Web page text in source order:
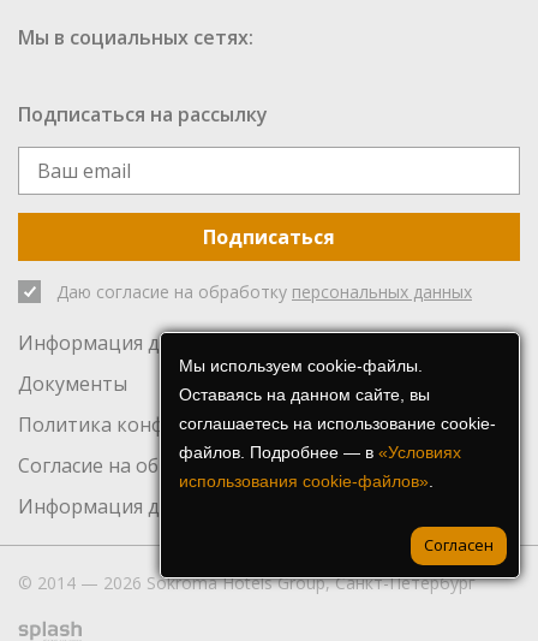
Мы в социальных сетях:
Подписаться на рассылку
Подписаться
Даю согласие на обработку персональных данных
Информация для инвесторов
Документы
Политика конфиденциальности
Согласие на обработку персональных данных
Информация для СМИ
© 2014 — 2026 Sokroma Hotels Group, Санкт-Петербург
Мы используем cookie-файлы.
Оставаясь на данном сайте, вы
соглашаетесь на использование cookie-
файлов. Подробнее — в «Условиях
использования cookie-файлов»
Согласен